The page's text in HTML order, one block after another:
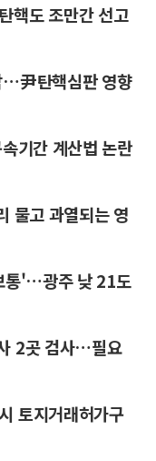
핵도 조만간 선고
…尹탄핵심판 영향
기간 계산법 논란
고 과열되는 영
통'…광주 낮 21도
2곳 검사…필요
토지거래허가구